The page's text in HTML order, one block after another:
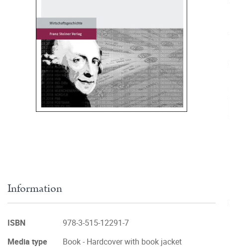
Information
ISBN
978-3-515-12291-7
Media type
Book - Hardcover with book jacket